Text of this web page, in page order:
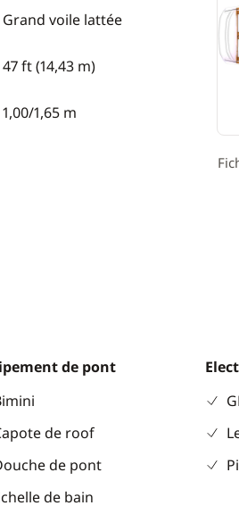
Grand voile lattée
47 ft (14,43 m)
1,00/1,65 m
d'eau
de pont
de roof
de pont
de bain